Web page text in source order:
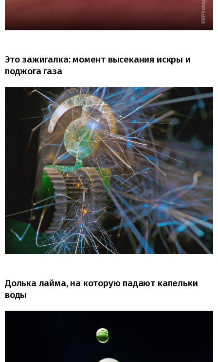
Это зажигалка: момент высекания искры и
поджога газа
Долька лайма, на которую падают капельки
воды